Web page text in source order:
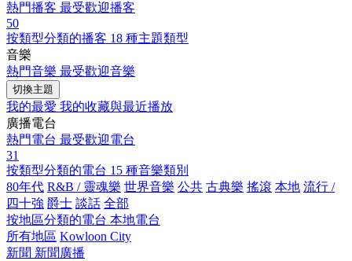
熱門播客 最受歡迎播客
50
按類型分類的播客 18 種主題類型
音樂
熱門音樂 最受歡迎音樂
切換主題
我的最愛 我的收藏與最近播放
廣播電台
熱門電台 最受歡迎電台
31
按類型分類的電台 15 種音樂類別
80年代 R&B / 靈魂樂 世界音樂 公共 古典樂 搖滾 本地 流行 /
四十強 爵士 談話 全部
按地區分類的電台 本地電台
所有地區 Kowloon City
新聞 新聞廣播